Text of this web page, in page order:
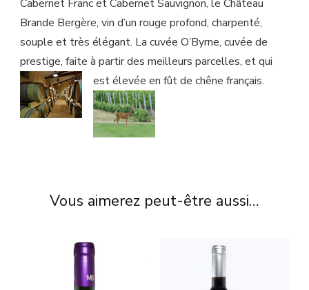
Cabernet Franc et Cabernet Sauvignon, le Château
Brande Bergère, vin d’un rouge profond, charpenté,
souple et très élégant. La cuvée O’Byrne, cuvée de
prestige, faite à partir des meilleurs parcelles, et qui
est élevée en fût de chêne français.
Vous aimerez peut-être aussi…